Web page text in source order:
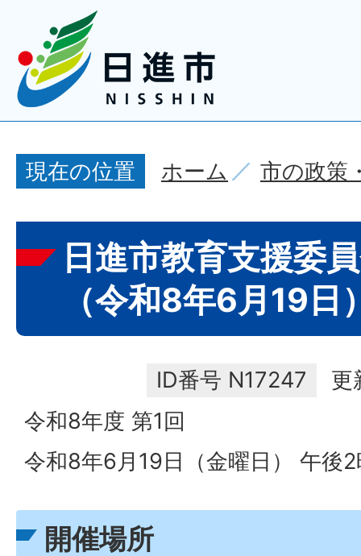
現在の位置 ホーム 市の政策
日進市教育支援委
（令和8年6月19日
ID番号 N17247
更
令和8年度 第1回
令和8年6月19日（金曜日） 午後
開催場所